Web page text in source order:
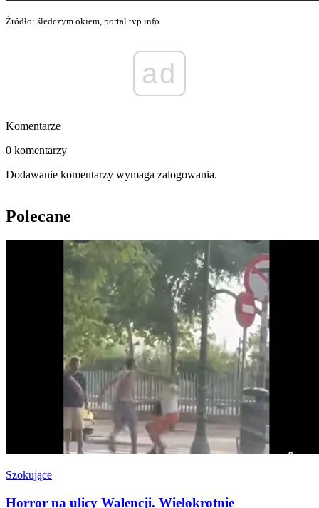
Źródło: śledczym okiem, portal tvp info
ad
Komentarze
0 komentarzy
Dodawanie komentarzy wymaga zalogowania.
Polecane
Szokujące
Horror na ulicy Walencji. Wielokrotnie